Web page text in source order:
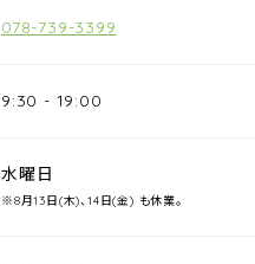
078-739-3399
9:30 - 19:00
水曜日
※8月13日(木)、14日(金) も休業。